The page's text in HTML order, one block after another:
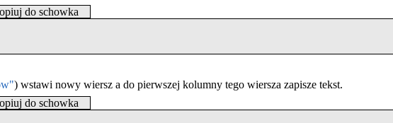
do schowka
) wstawi nowy wiersz a do pierwszej kolumny tego wiersza zapisze tekst.
do schowka